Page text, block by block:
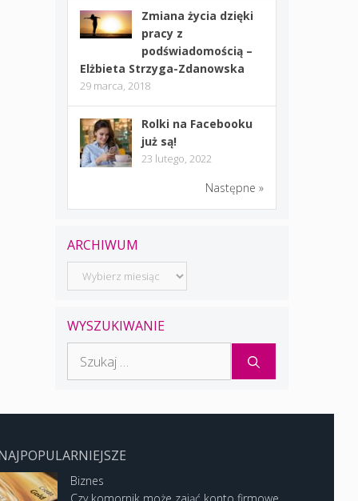
Zmiana życia dzięki
pracy z
podświadomością –
Elżbieta Strzyga-Zdanowska
29 marca, 2018
Rolki na Facebooku
już są!
23 lutego, 2022
Następne »
ARCHIWUM
Archiwum
WYSZUKIWANIE
Biznes